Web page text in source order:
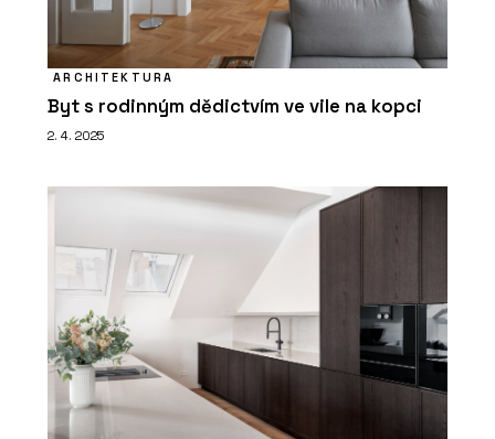
ARCHITEKTURA
Byt s rodinným dědictvím ve vile na kopci
2. 4. 2025